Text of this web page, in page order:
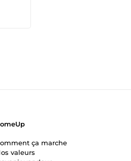
ça marche
valeurs